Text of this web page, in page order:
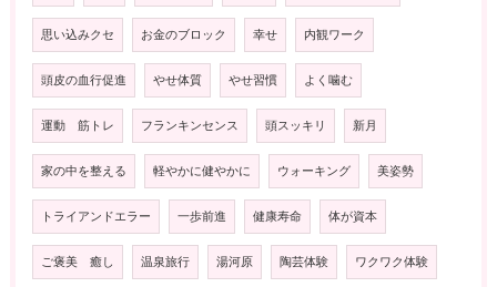
思い込みクセ お金のブロック 幸せ 内観ワーク
頭皮の血行促進 やせ体質 やせ習慣 よく噛む
運動 筋トレ フランキンセンス 頭スッキリ 新月
家の中を整える 軽やかに健やかに ウォーキング 美姿勢
トライアンドエラー 一歩前進 健康寿命 体が資本
ご褒美 癒し 温泉旅行 湯河原 陶芸体験 ワクワク体験